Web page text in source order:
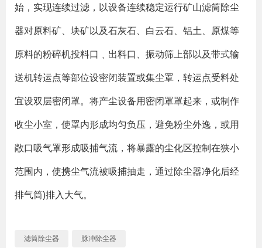
始，实现连续过滤，以设备连续稳定运行矿山滤筒除尘
器对原料矿、块矿以及石灰石、白云石、铝土、原煤等
原料的粉碎机投料口﹑出料口、振动筛上部以及带式输
送机转运点等部位设密闭装置或集尘罩，转运点受料处
宜设双层密闭罩。将产尘设备用密闭罩罩起来，或制作
收尘小室，使罩内形成均匀负压，避免粉尘外逸，或用
敞口吸气罩形成吸捕气流，将暴露的尘化区控制在狭小
范围内，使携尘气流被吸捕抽走，通过除尘器净化后经
排气筒)排入大气。
滤筒除尘器 脉冲除尘器